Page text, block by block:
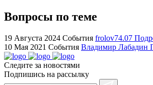
cheap
https://ylfactoryrolex.com/
hilarity
exceptional
method.
www.yvessaintlaurent.to
Вопросы по теме
19 Августа 2024 События frolov74.07
10 Мая 2021 События Владимир Лабадин
Следите за новостями
Подпишись на рассылку